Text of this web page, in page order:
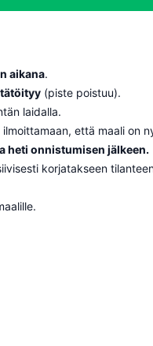
aikana.
(piste poistuu).
laidalla.
ilmoittamaan, että maali on
heti onnistumisen jälkeen.
korjatakseen